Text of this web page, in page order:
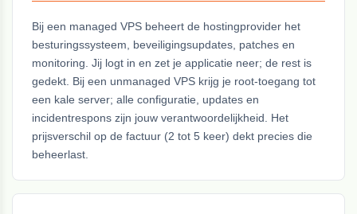
Bij een managed VPS beheert de hostingprovider het
besturingssysteem, beveiligingsupdates, patches en
monitoring. Jij logt in en zet je applicatie neer; de rest is
gedekt. Bij een unmanaged VPS krijg je root-toegang tot
een kale server; alle configuratie, updates en
incidentrespons zijn jouw verantwoordelijkheid. Het
prijsverschil op de factuur (2 tot 5 keer) dekt precies die
beheerlast.